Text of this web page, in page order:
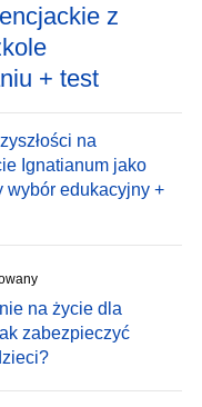
z
+ test
na
Ignatianum jako
wybór edukacyjny +
na życie dla
zabezpieczyć